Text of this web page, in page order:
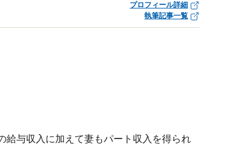
プロフィール詳細
執筆記事一覧
給与収入に加えて妻もパート収入を得られ